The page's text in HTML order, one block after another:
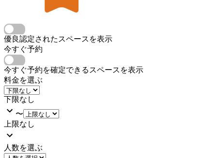
優良認定されたスペースを表示
今すぐ予約
今すぐ予約を確定できるスペースを表示
料金を選ぶ
下限なし
〜
上限なし
人数を選ぶ